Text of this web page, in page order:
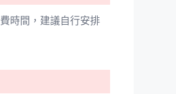
時間，建議自行安排